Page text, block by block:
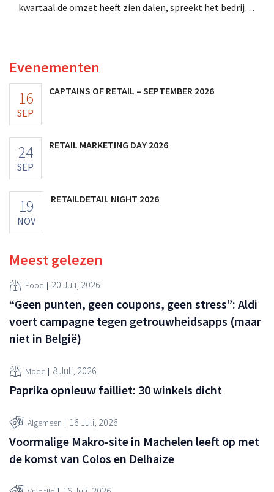
kwartaal de omzet heeft zien dalen, spreekt het bedrijf
Evenementen
16
SEP
CAPTAINS OF RETAIL – SEPTEMBER 2026
24
SEP
RETAIL MARKETING DAY 2026
19
NOV
RETAILDETAIL NIGHT 2026
Meest gelezen
Food 20 Juli, 2026
“Geen punten, geen coupons, geen stress”: Aldi
voert campagne tegen getrouwheidsapps (maar
niet in België)
Mode 8 Juli, 2026
Paprika opnieuw failliet: 30 winkels dicht
Algemeen 16 Juli, 2026
Voormalige Makro-site in Machelen leeft op met
de komst van Colos en Delhaize